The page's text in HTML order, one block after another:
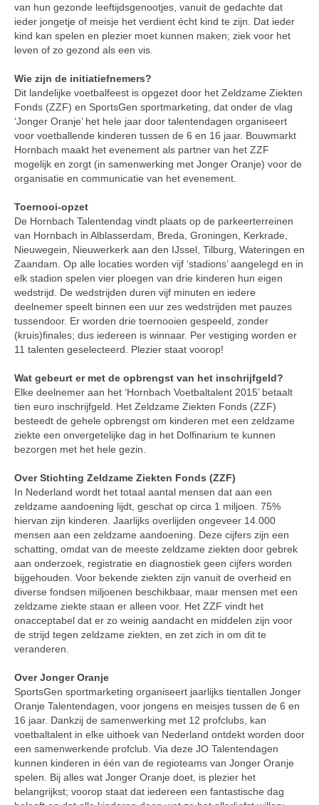
van hun gezonde leeftijdsgenootjes, vanuit de gedachte dat
ieder jongetje of meisje het verdient écht kind te zijn. Dat ieder
kind kan spelen en plezier moet kunnen maken; ziek voor het
leven of zo gezond als een vis.
Wie zijn de initiatiefnemers?
Dit landelijke voetbalfeest is opgezet door het Zeldzame Ziekten
Fonds (ZZF) en SportsGen sportmarketing, dat onder de vlag
‘Jonger Oranje’ het hele jaar door talentendagen organiseert
voor voetballende kinderen tussen de 6 en 16 jaar. Bouwmarkt
Hornbach maakt het evenement als partner van het ZZF
mogelijk en zorgt (in samenwerking met Jonger Oranje) voor de
organisatie en communicatie van het evenement.
Toernooi-opzet
De Hornbach Talentendag vindt plaats op de parkeerterreinen
van Hornbach in Alblasserdam, Breda, Groningen, Kerkrade,
Nieuwegein, Nieuwerkerk aan den IJssel, Tilburg, Wateringen en
Zaandam. Op alle locaties worden vijf ‘stadions’ aangelegd en in
elk stadion spelen vier ploegen van drie kinderen hun eigen
wedstrijd. De wedstrijden duren vijf minuten en iedere
deelnemer speelt binnen een uur zes wedstrijden met pauzes
tussendoor. Er worden drie toernooien gespeeld, zonder
(kruis)finales; dus iedereen is winnaar. Per vestiging worden er
11 talenten geselecteerd. Plezier staat voorop!
Wat gebeurt er met de opbrengst van het inschrijfgeld?
Elke deelnemer aan het ‘Hornbach Voetbaltalent 2015’ betaalt
tien euro inschrijfgeld. Het Zeldzame Ziekten Fonds (ZZF)
besteedt de gehele opbrengst om kinderen met een zeldzame
ziekte een onvergetelijke dag in het Dolfinarium te kunnen
bezorgen met het hele gezin.
Over Stichting Zeldzame Ziekten Fonds (ZZF)
In Nederland wordt het totaal aantal mensen dat aan een
zeldzame aandoening lijdt, geschat op circa 1 miljoen. 75%
hiervan zijn kinderen. Jaarlijks overlijden ongeveer 14.000
mensen aan een zeldzame aandoening. Deze cijfers zijn een
schatting, omdat van de meeste zeldzame ziekten door gebrek
aan onderzoek, registratie en diagnostiek geen cijfers worden
bijgehouden. Voor bekende ziekten zijn vanuit de overheid en
diverse fondsen miljoenen beschikbaar, maar mensen met een
zeldzame ziekte staan er alleen voor. Het ZZF vindt het
onacceptabel dat er zo weinig aandacht en middelen zijn voor
de strijd tegen zeldzame ziekten, en zet zich in om dit te
veranderen.
Over Jonger Oranje
SportsGen sportmarketing organiseert jaarlijks tientallen Jonger
Oranje Talentendagen, voor jongens en meisjes tussen de 6 en
16 jaar. Dankzij de samenwerking met 12 profclubs, kan
voetbaltalent in elke uithoek van Nederland ontdekt worden door
een samenwerkende profclub. Via deze JO Talentendagen
kunnen kinderen in één van de regioteams van Jonger Oranje
spelen. Bij alles wat Jonger Oranje doet, is plezier het
belangrijkst; voorop staat dat iedereen een fantastische dag